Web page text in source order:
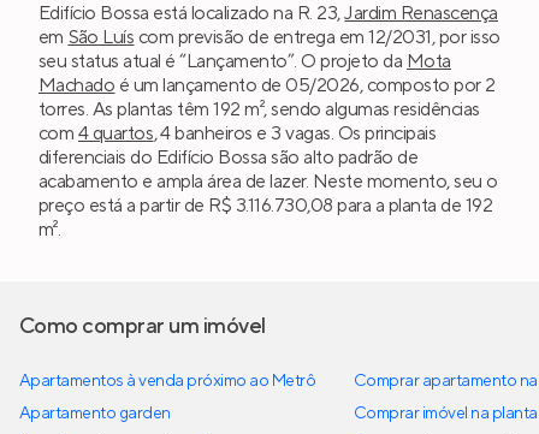
Edifício Bossa está localizado na R. 23,Jardim Renascença
em São Luís com previsão de entrega em 12/2031, por isso
seu status atual é “Lançamento”. O projeto da Mota
Machado é um lançamento de 05/2026, composto por 2
torres. As plantas têm 192 m², sendo algumas residências
com 4 quartos, 4 banheiros e 3 vagas. Os principais
diferenciais do Edifício Bossa são alto padrão de
acabamento e ampla área de lazer. Neste momento, seu o
preço está a partir de R$ 3.116.730,08 para a planta de 192
m².
Como comprar um imóvel
Apartamentos à venda próximo ao Metrô
Apartamento garden
Comprar apartamento
Comprar imóvel na planta